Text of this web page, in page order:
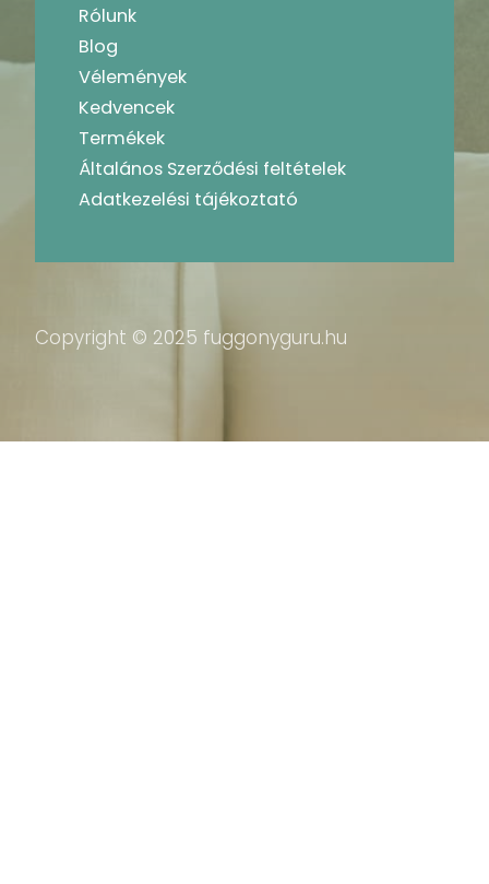
Rólunk
Blog
Vélemények
Kedvencek
Termékek
Általános Szerződési feltételek
Adatkezelési tájékoztató
Copyright © 2025 fuggonyguru.hu